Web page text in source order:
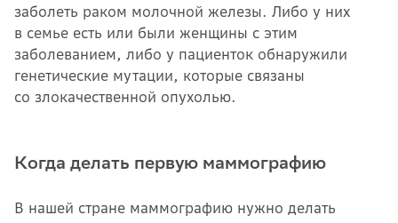
заболеть раком молочной железы. Либо у них
в семье есть или были женщины с этим
заболеванием, либо у пациенток обнаружили
генетические мутации, которые связаны
со злокачественной опухолью.
Когда делать первую маммографию
В нашей стране маммографию нужно делать